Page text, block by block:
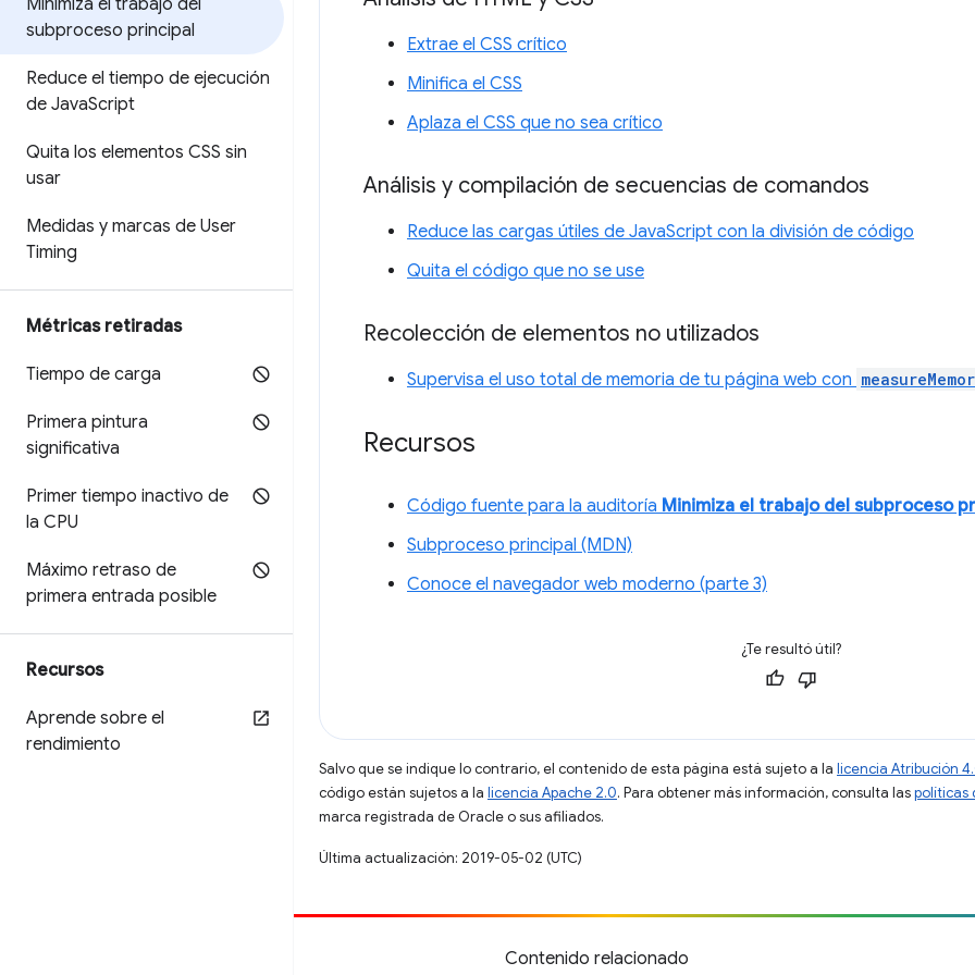
Minimiza el trabajo del
subproceso principal
Reduce el tiempo de ejecución
de JavaScript
Quita los elementos CSS sin
usar
Medidas y marcas de User
Timing
Métricas retiradas
Tiempo de carga
Primera pintura
significativa
Primer tiempo inactivo de
la CPU
Máximo retraso de
primera entrada posible
Recursos
Aprende sobre el
rendimiento
Extrae el CSS crítico
Minifica el CSS
Aplaza el CSS que no sea crítico
Análisis y compilación de secuencias de comandos
Reduce las cargas útiles de JavaScript con la división de código
Quita el código que no se use
Recolección de elementos no utilizados
Supervisa el uso total de memoria de tu página web con
Recursos
Código fuente para la auditoría Minimiza el trabajo del subproceso
Subproceso principal (MDN)
Conoce el navegador web moderno (parte 3)
¿Te resultó útil?
Salvo que se indique lo contrario, el contenido de esta página está sujeto a la licencia Atribución
código están sujetos a la licencia Apache 2.0. Para obtener más información, consulta laspolíticas
marca registrada de Oracle o sus afiliados.
Última actualización: 2019-05-02 (UTC)
Contenido relacionado